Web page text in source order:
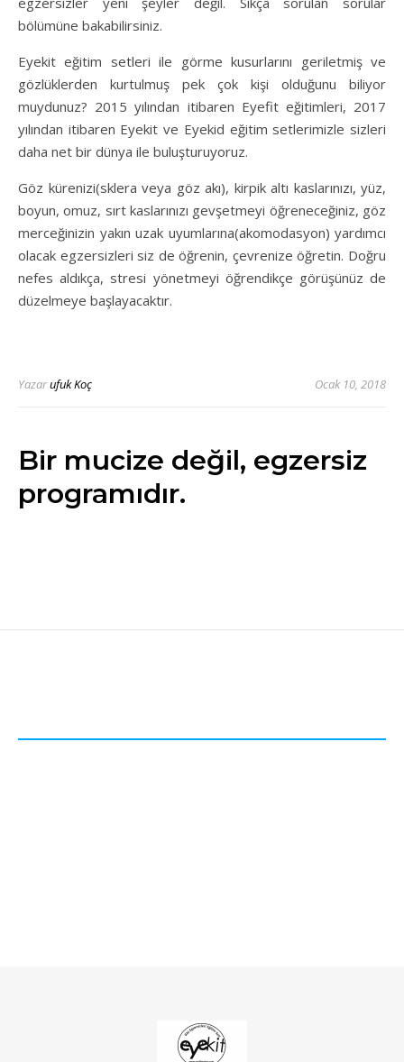
bölümüne bakabilirsiniz.
Eyekit eğitim setleri ile görme kusurlarını geriletmiş ve
gözlüklerden kurtulmuş pek çok kişi olduğunu biliyor
muydunuz? 2015 yılından itibaren Eyefit eğitimleri, 2017
yılından itibaren Eyekit ve Eyekid eğitim setlerimizle sizleri
daha net bir dünya ile buluşturuyoruz.
Göz kürenizi(sklera veya göz akı), kirpik altı kaslarınızı, yüz,
boyun, omuz, sırt kaslarınızı gevşetmeyi öğreneceğiniz, göz
merceğinizin yakın uzak uyumlarına(akomodasyon) yardımcı
olacak egzersizleri siz de öğrenin, çevrenize öğretin. Doğru
nefes aldıkça, stresi yönetmeyi öğrendikçe görüşünüz de
düzelmeye başlayacaktır.
Yazarufuk Koç Ocak 10, 2018
Bir mucize değil, egzersiz
programıdır.